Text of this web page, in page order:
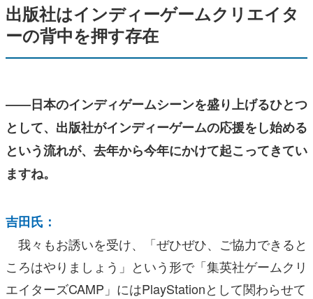
出版社はインディーゲームクリエイタ
ーの背中を押す存在
――日本のインディゲームシーンを盛り上げるひとつ
として、出版社がインディーゲームの応援をし始める
という流れが、去年から今年にかけて起こってきてい
ますね。
吉田氏：
我々もお誘いを受け、「ぜひぜひ、ご協力できると
ころはやりましょう」という形で「集英社ゲームクリ
エイターズCAMP」にはPlayStationとして関わらせて